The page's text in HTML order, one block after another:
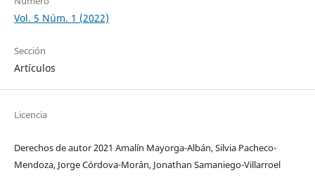
Vol. 5 Núm. 1 (2022)
Sección
Artículos
Licencia
Derechos de autor 2021 Amalín Mayorga-Albán, Silvia Pacheco-
Mendoza, Jorge Córdova-Morán, Jonathan Samaniego-Villarroel